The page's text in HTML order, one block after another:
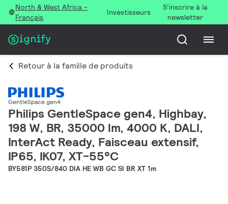
North & West Africa -
Français
Investisseurs
S’inscrire à la
newsletter
Retour à la famille de produits
GentleSpace gen4
Philips GentleSpace gen4, Highbay,
198 W, BR, 35000 lm, 4000 K, DALI,
InterAct Ready, Faisceau extensif,
IP65, IK07, XT-55°C
BY581P 350S/840 DIA HE WB GC SI BR XT 1m